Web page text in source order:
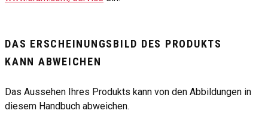
DAS ERSCHEINUNGSBILD DES PRODUKTS
KANN ABWEICHEN
Das Aussehen Ihres Produkts kann von den Abbildungen in
diesem Handbuch abweichen.